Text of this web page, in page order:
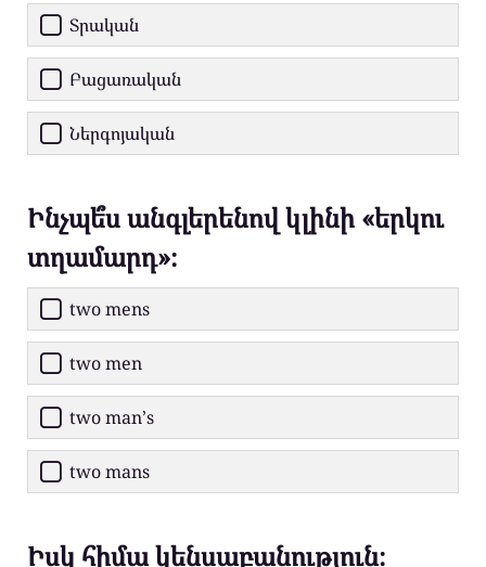
Տրական
Բացառական
Ներգոյական
Ինչպե՞ս անգլերենով կլինի «երկու
տղամարդ»։
two mens
two men
two man’s
two mans
Իսկ հիմա կենսաբանություն։